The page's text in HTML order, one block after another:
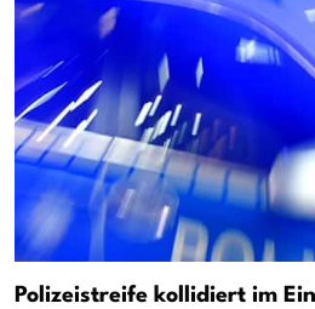
Polizeistreife kollidiert im